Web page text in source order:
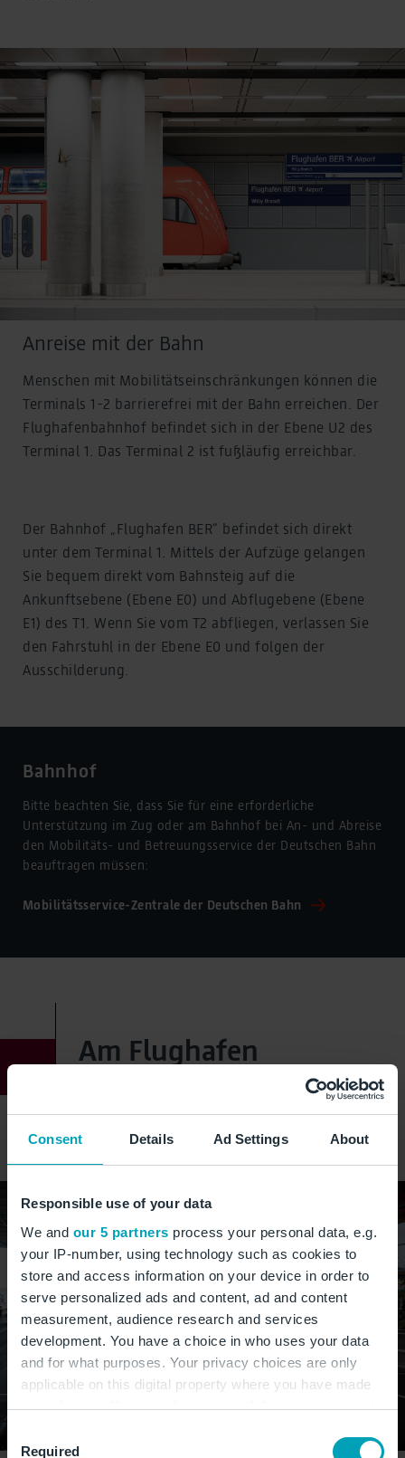
Consent Details Ad Settings About
Responsible use of your data
We and our 5 partners process your personal data, e.g.
your IP-number, using technology such as cookies to
store and access information on your device in order to
serve personalized ads and content, ad and content
measurement, audience research and services
development. You have a choice in who uses your data
and for what purposes. Your privacy choices are only
applicable on this digital property where you have made
your choices. You can change or withdraw your consent
the Privacy trigger icon.
Selection
Required
Anreise mit der Bahn
Menschen mit Mobilitätseinschränkungen können die
Terminals 1-2 barrierefrei mit der Bahn erreichen. Der
Flughafenbahnhof befindet sich in der Ebene U2 des
Terminal 1. Das Terminal 2 ist fußläufig erreichbar.
Der Bahnhof „Flughafen BER“ befindet sich direkt
unter dem Terminal 1. Mittels der Aufzüge gelangen
Sie bequem direkt vom Bahnsteig auf die
Ankunftsebene (Ebene E0) und Abflugebene (Ebene
E1) des T1. Wenn Sie vom T2 abfliegen, verlassen Sie
den Fahrstuhl in der Ebene E0 und folgen der
Ausschilderung.
Bahnhof
Bitte beachten Sie, dass Sie für eine erforderliche
Unterstützung im Zug oder am Bahnhof bei An- und Abreise
den Mobilitäts- und Betreuungsservice der Deutschen Bahn
beauftragen müssen:
Mobilitätsservice-Zentrale der Deutschen Bahn
Am Flughafen
Nach Ankunft am Flughafen BER haben Sie
unterschiedliche Möglichkeiten, auf Ihren
Hilfsbedarf aufmerksam zu machen.